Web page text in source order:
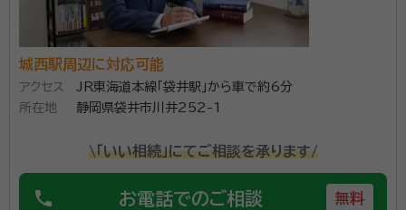
城西駅周辺に対応可能
アクセス
JR東海道本線「袋井駅」から車で約6分
所在地
静岡県袋井市川井252-1
\「いい相続」にてご相談を承ります/
phone お電話でのご相談 無料